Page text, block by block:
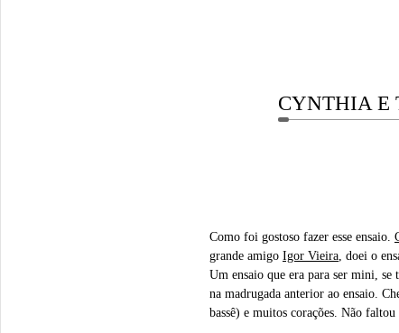
CYNTHIA E
Como foi gostoso fazer esse ensaio.
grande amigo Igor Vieira, doei o
Um ensaio que era para ser mini,
na madrugada anterior ao ensaio.
bassê) e muitos corações. Não